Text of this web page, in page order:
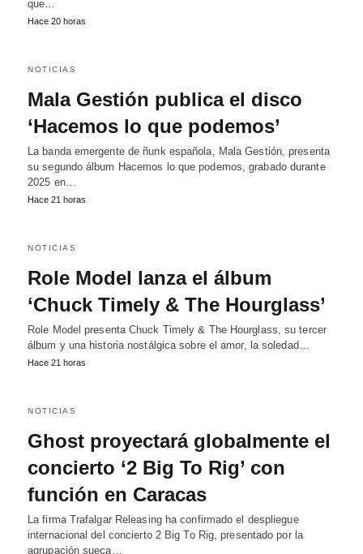
que…
Hace 20 horas
NOTICIAS
Mala Gestión publica el disco
‘Hacemos lo que podemos’
La banda emergente de ñunk española, Mala Gestión, presenta
su segundo álbum Hacemos lo que podemos, grabado durante
2025 en…
Hace 21 horas
NOTICIAS
Role Model lanza el álbum
‘Chuck Timely & The Hourglass’
Role Model presenta Chuck Timely & The Hourglass, su tercer
álbum y una historia nostálgica sobre el amor, la soledad…
Hace 21 horas
NOTICIAS
Ghost proyectará globalmente el
concierto ‘2 Big To Rig’ con
función en Caracas
La firma Trafalgar Releasing ha confirmado el despliegue
internacional del concierto 2 Big To Rig, presentado por la
agrupación sueca…